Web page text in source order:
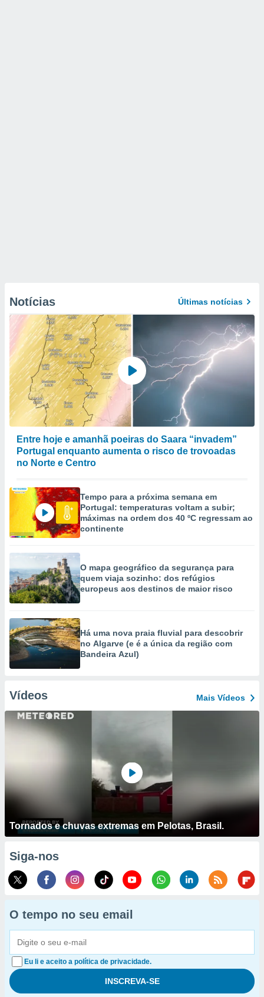
Notícias Últimas notícias
Entre hoje e amanhã poeiras do Saara “invadem”
Portugal enquanto aumenta o risco de trovoadas
no Norte e Centro
Tempo para a próxima semana em
Portugal: temperaturas voltam a subir;
máximas na ordem dos 40 ºC regressam ao
continente
O mapa geográfico da segurança para
quem viaja sozinho: dos refúgios
europeus aos destinos de maior risco
Há uma nova praia fluvial para descobrir
no Algarve (e é a única da região com
Bandeira Azul)
Vídeos Mais Vídeos
Tornados e chuvas extremas em Pelotas, Brasil.
Siga-nos
O tempo no seu email
Eu li e aceito a política de privacidade.